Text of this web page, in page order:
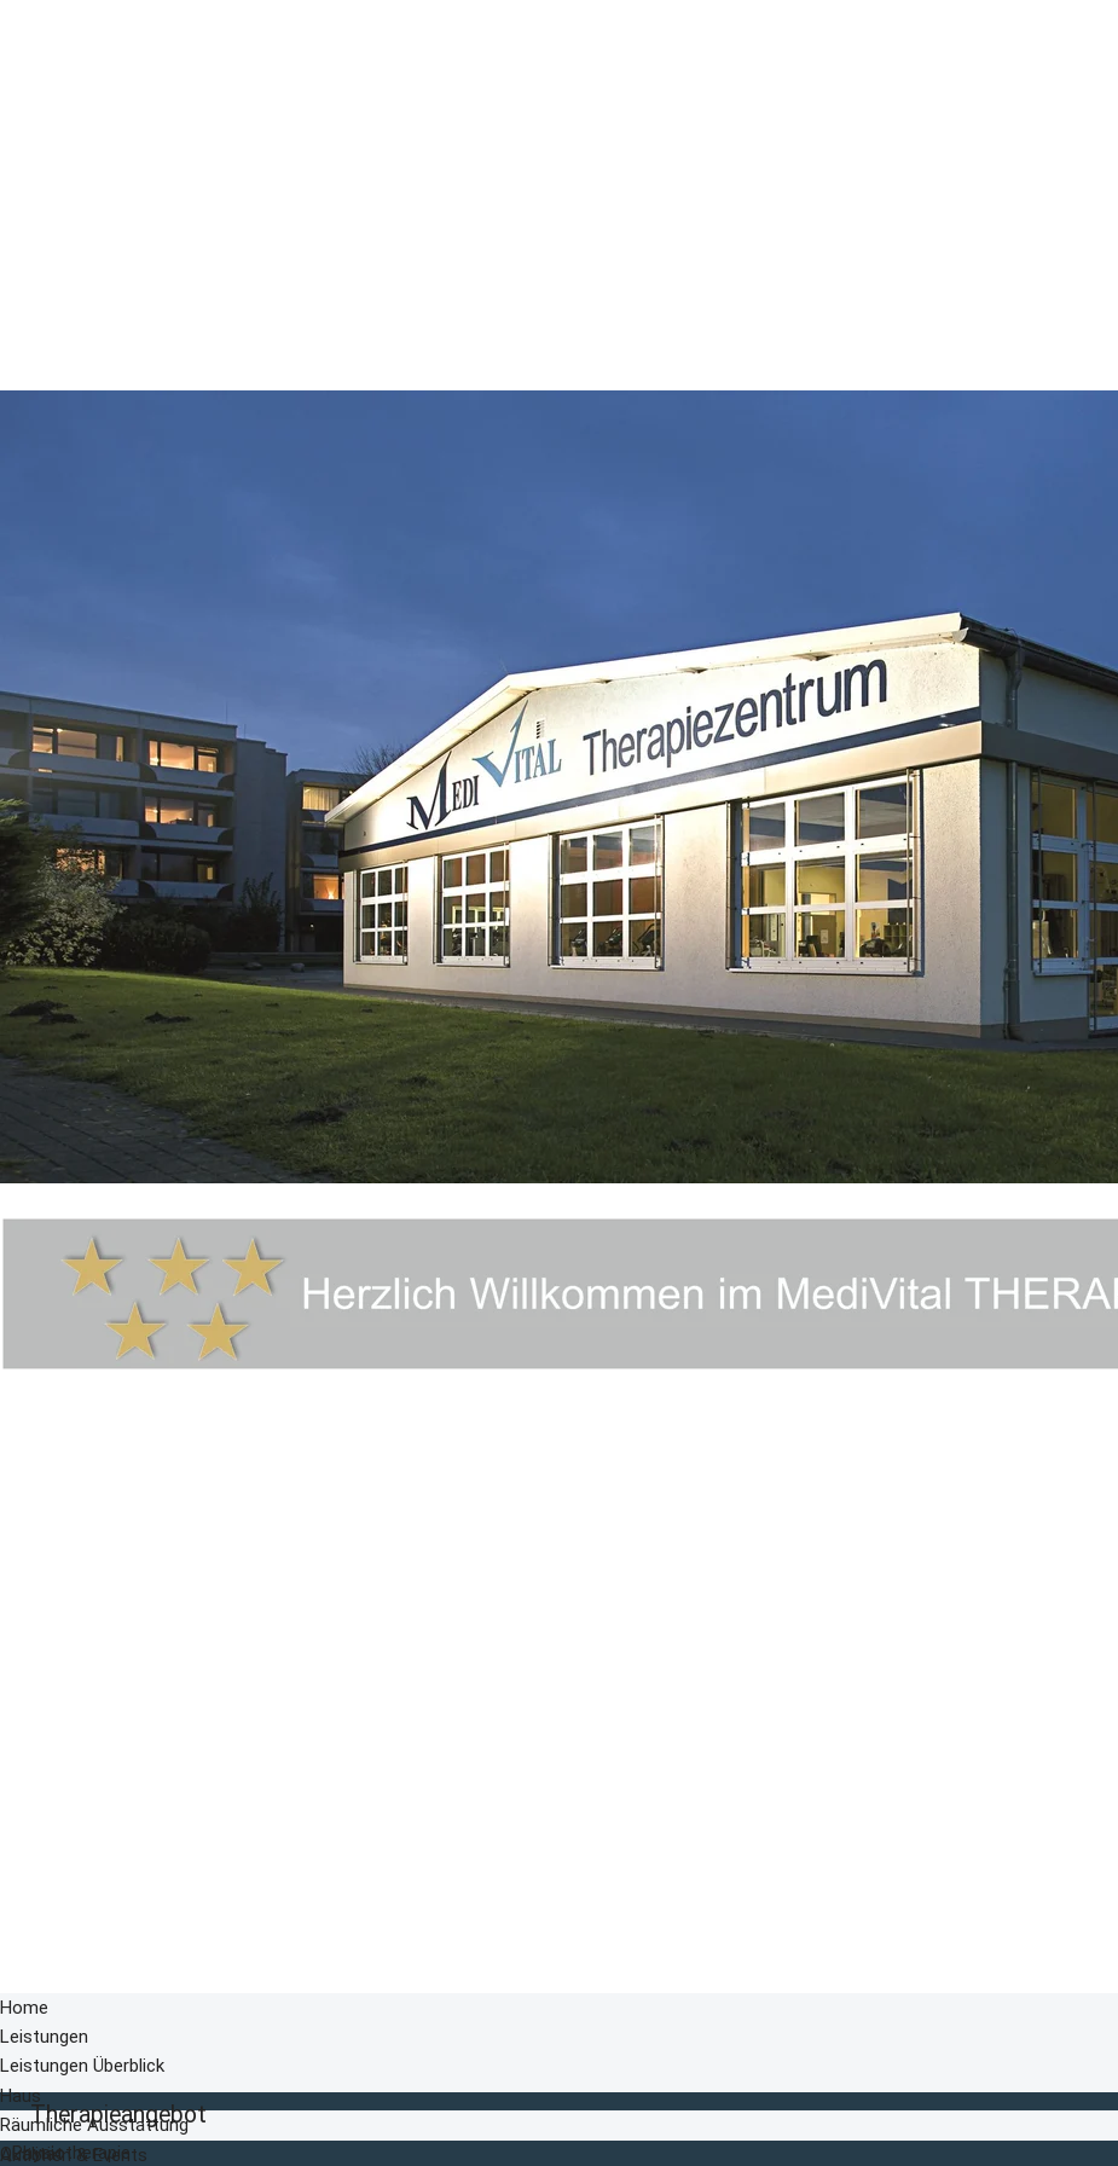
Home
Leistungen
Leistungen Überblick
Therapieangebot
Physiotherapie
Haus
Räumliche Ausstattung
Qualität
Aktionen & Events